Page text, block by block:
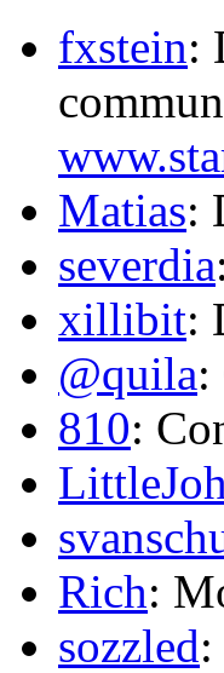
fxstein:
Matias:
severdia
xillibit:
@quila:
810:
Rich:
sozzled